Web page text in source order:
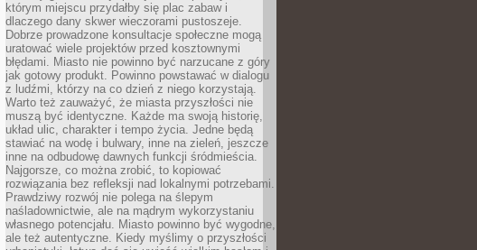
którym miejscu przydałby się plac zabaw i
dlaczego dany skwer wieczorami pustoszeje.
Dobrze prowadzone konsultacje społeczne mogą
uratować wiele projektów przed kosztownymi
błędami. Miasto nie powinno być narzucane z góry
jak gotowy produkt. Powinno powstawać w dialogu
z ludźmi, którzy na co dzień z niego korzystają.
Warto też zauważyć, że miasta przyszłości nie
muszą być identyczne. Każde ma swoją historię,
układ ulic, charakter i tempo życia. Jedne będą
stawiać na wodę i bulwary, inne na zieleń, jeszcze
inne na odbudowę dawnych funkcji śródmieścia.
Najgorsze, co można zrobić, to kopiować
rozwiązania bez refleksji nad lokalnymi potrzebami.
Prawdziwy rozwój nie polega na ślepym
naśladownictwie, ale na mądrym wykorzystaniu
własnego potencjału. Miasto powinno być wygodne,
ale też autentyczne. Kiedy myślimy o przyszłości